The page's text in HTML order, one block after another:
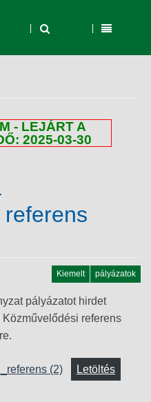
- LEJÁRT A
2025-03-30
Kiemelt pályázatok
pályázatot hirdet
referens
(2) Letöltés